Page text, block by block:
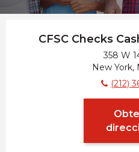
CFSC Checks
358 W
New York,
(212)